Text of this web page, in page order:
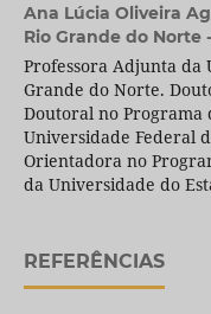
Ana Lúcia Oliveira
Rio Grande do Norte
Professora Adjunta da
Grande do Norte.
Doutoral no Programa
Universidade Federal
Orientadora no
da Universidade do
REFERÊNCIAS